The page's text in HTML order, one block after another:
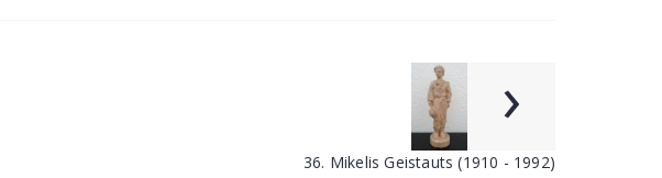
›
36. Mikelis Geistauts (1910 - 1992)